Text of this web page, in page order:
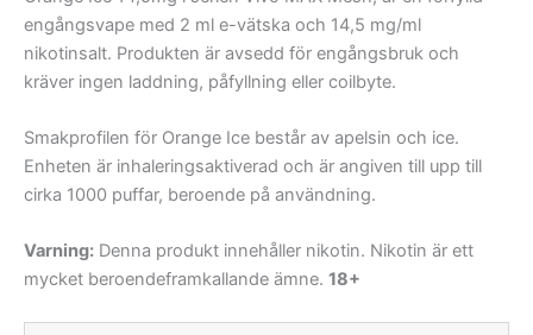
engångsvape med 2 ml e-vätska och 14,5 mg/ml
nikotinsalt. Produkten är avsedd för engångsbruk och
kräver ingen laddning, påfyllning eller coilbyte.
Smakprofilen för Orange Ice består av apelsin och ice.
Enheten är inhaleringsaktiverad och är angiven till upp till
cirka 1000 puffar, beroende på användning.
Varning: Denna produkt innehåller nikotin. Nikotin är ett
mycket beroendeframkallande ämne. 18+